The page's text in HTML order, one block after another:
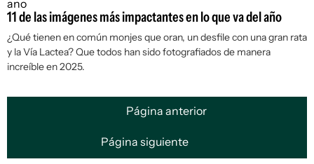
11 de las imágenes más impactantes en lo que va del año
¿Qué tienen en común monjes que oran, un desfile con una gran rata
y la Vía Lactea? Que todos han sido fotografiados de manera
increíble en 2025.
Página anterior
Página siguiente